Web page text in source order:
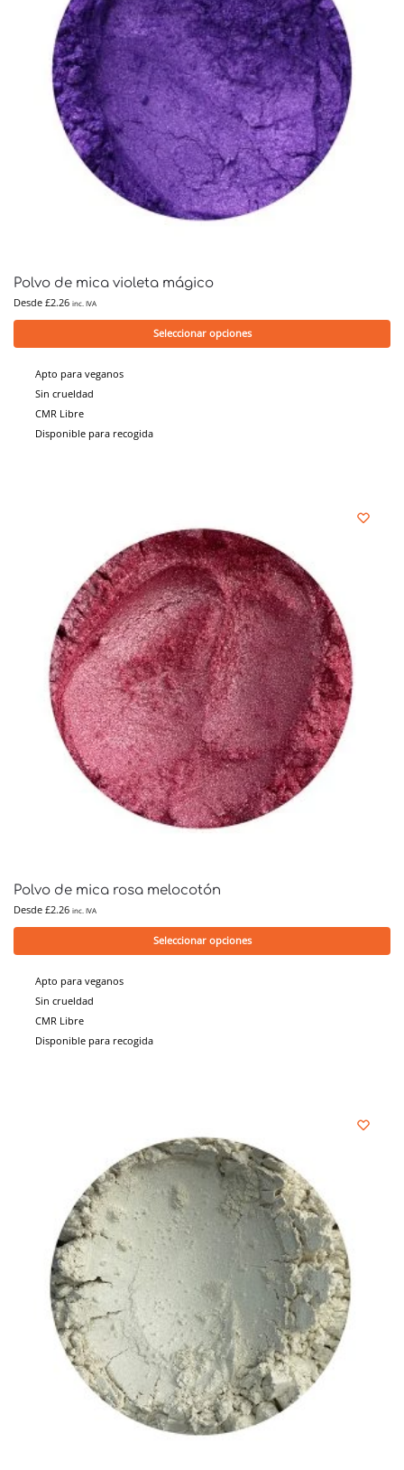
Polvo de mica violeta mágico
Desde £2.26 inc. IVA
Seleccionar opciones
Apto para veganos
Sin crueldad
CMR Libre
Disponible para recogida
Polvo de mica rosa melocotón
Desde £2.26 inc. IVA
Seleccionar opciones
Apto para veganos
Sin crueldad
CMR Libre
Disponible para recogida